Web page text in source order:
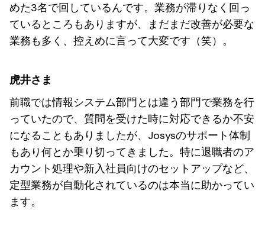
めた3名で回しているんです。業務が滞りなく回っ
ているところもありますが、まだまだ改善が必要な
業務も多く、控えめに言って大変です（笑）。
虎井さま
前職では情報システム部門とは違う部門で業務を行
っていたので、質問を受けた時に対応できるか不安
になることもありましたが、Josysのサポート体制
もあり何とか乗り切ってきました。特に退職者のア
カウント処理や新入社員向けのセットアップなど、
定型業務が自動化されているのは本当に助かってい
ます。